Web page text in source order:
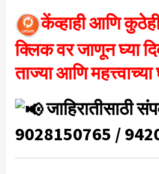
केंव्हाही आणि
क्लिक वर जाणून घ्या
ताज्या आणि महत्त्वाच्या
जाहिरातीसाठी
9028150765 /